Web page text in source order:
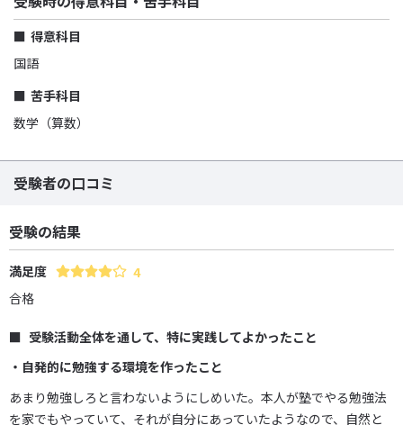
得意科目
国語
苦手科目
数学（算数）
受験者の口コミ
受験の結果
満足度
4
合格
受験活動全体を通して、特に実践してよかったこと
・自発的に勉強する環境を作ったこと
あまり勉強しろと言わないようにしめいた。本人が塾でやる勉強法
を家でもやっていて、それが自分にあっていたようなので、自然と